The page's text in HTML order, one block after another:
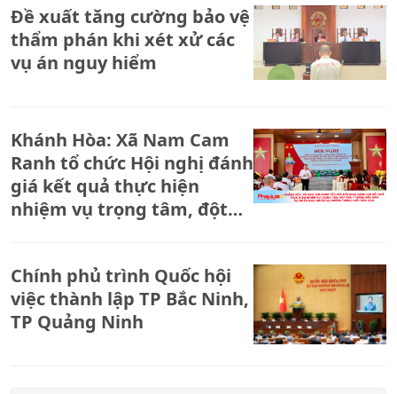
Đề xuất tăng cường bảo vệ
thẩm phán khi xét xử các
vụ án nguy hiểm
Khánh Hòa: Xã Nam Cam
Ranh tổ chức Hội nghị đánh
giá kết quả thực hiện
nhiệm vụ trọng tâm, đột
tháng cuối năm 2026
Chính phủ trình Quốc hội
việc thành lập TP Bắc Ninh,
TP Quảng Ninh